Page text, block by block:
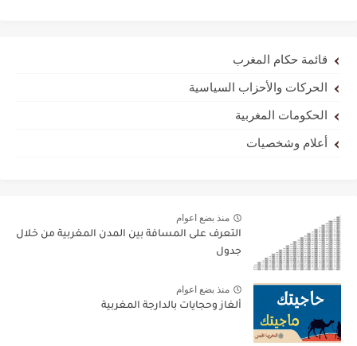
قائمة حكام المغرب
الحركات والأحزاب السياسية
الحكومات المغربية
أعلام وشخصيات
منذ بضع اعوام
التعرف على المسافة بين المدن المغربية من خلال
جدول
منذ بضع اعوام
ألغاز وحجايات بالدارجة المغربية